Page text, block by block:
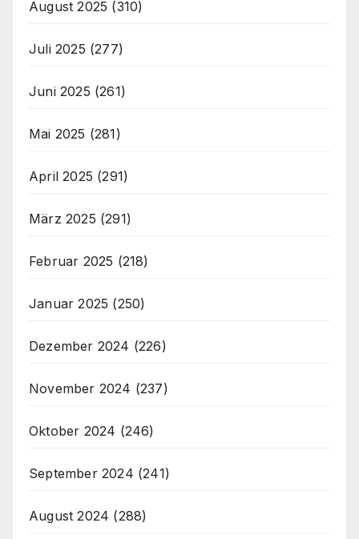
August 2025 (310)
Juli 2025 (277)
Juni 2025 (261)
Mai 2025 (281)
April 2025 (291)
März 2025 (291)
Februar 2025 (218)
Januar 2025 (250)
Dezember 2024 (226)
November 2024 (237)
Oktober 2024 (246)
September 2024 (241)
August 2024 (288)